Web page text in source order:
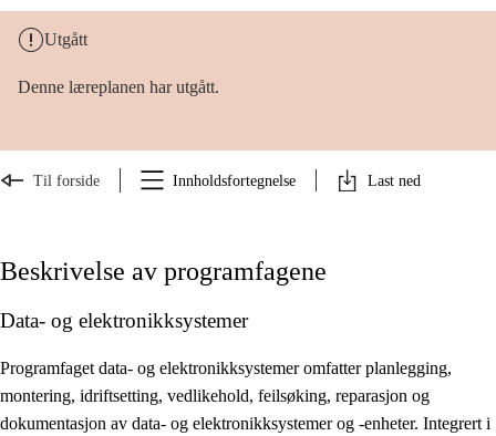
Utgått
Denne læreplanen har utgått.
Til forside Innholdsfortegnelse Last ned
Beskrivelse av programfagene
Data- og elektronikksystemer
Programfaget data- og elektronikksystemer omfatter planlegging,
montering, idriftsetting, vedlikehold, feilsøking, reparasjon og
dokumentasjon av data- og elektronikksystemer og -enheter. Integrert i